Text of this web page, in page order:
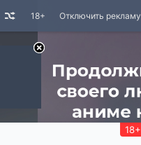
Отключить рекламу
18+
18+